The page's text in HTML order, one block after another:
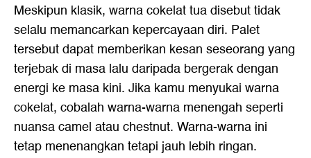
Meskipun klasik, warna cokelat tua disebut tidak
selalu memancarkan kepercayaan diri. Palet
tersebut dapat memberikan kesan seseorang yang
terjebak di masa lalu daripada bergerak dengan
energi ke masa kini. Jika kamu menyukai warna
cokelat, cobalah warna-warna menengah seperti
nuansa camel atau chestnut. Warna-warna ini
tetap menenangkan tetapi jauh lebih ringan.